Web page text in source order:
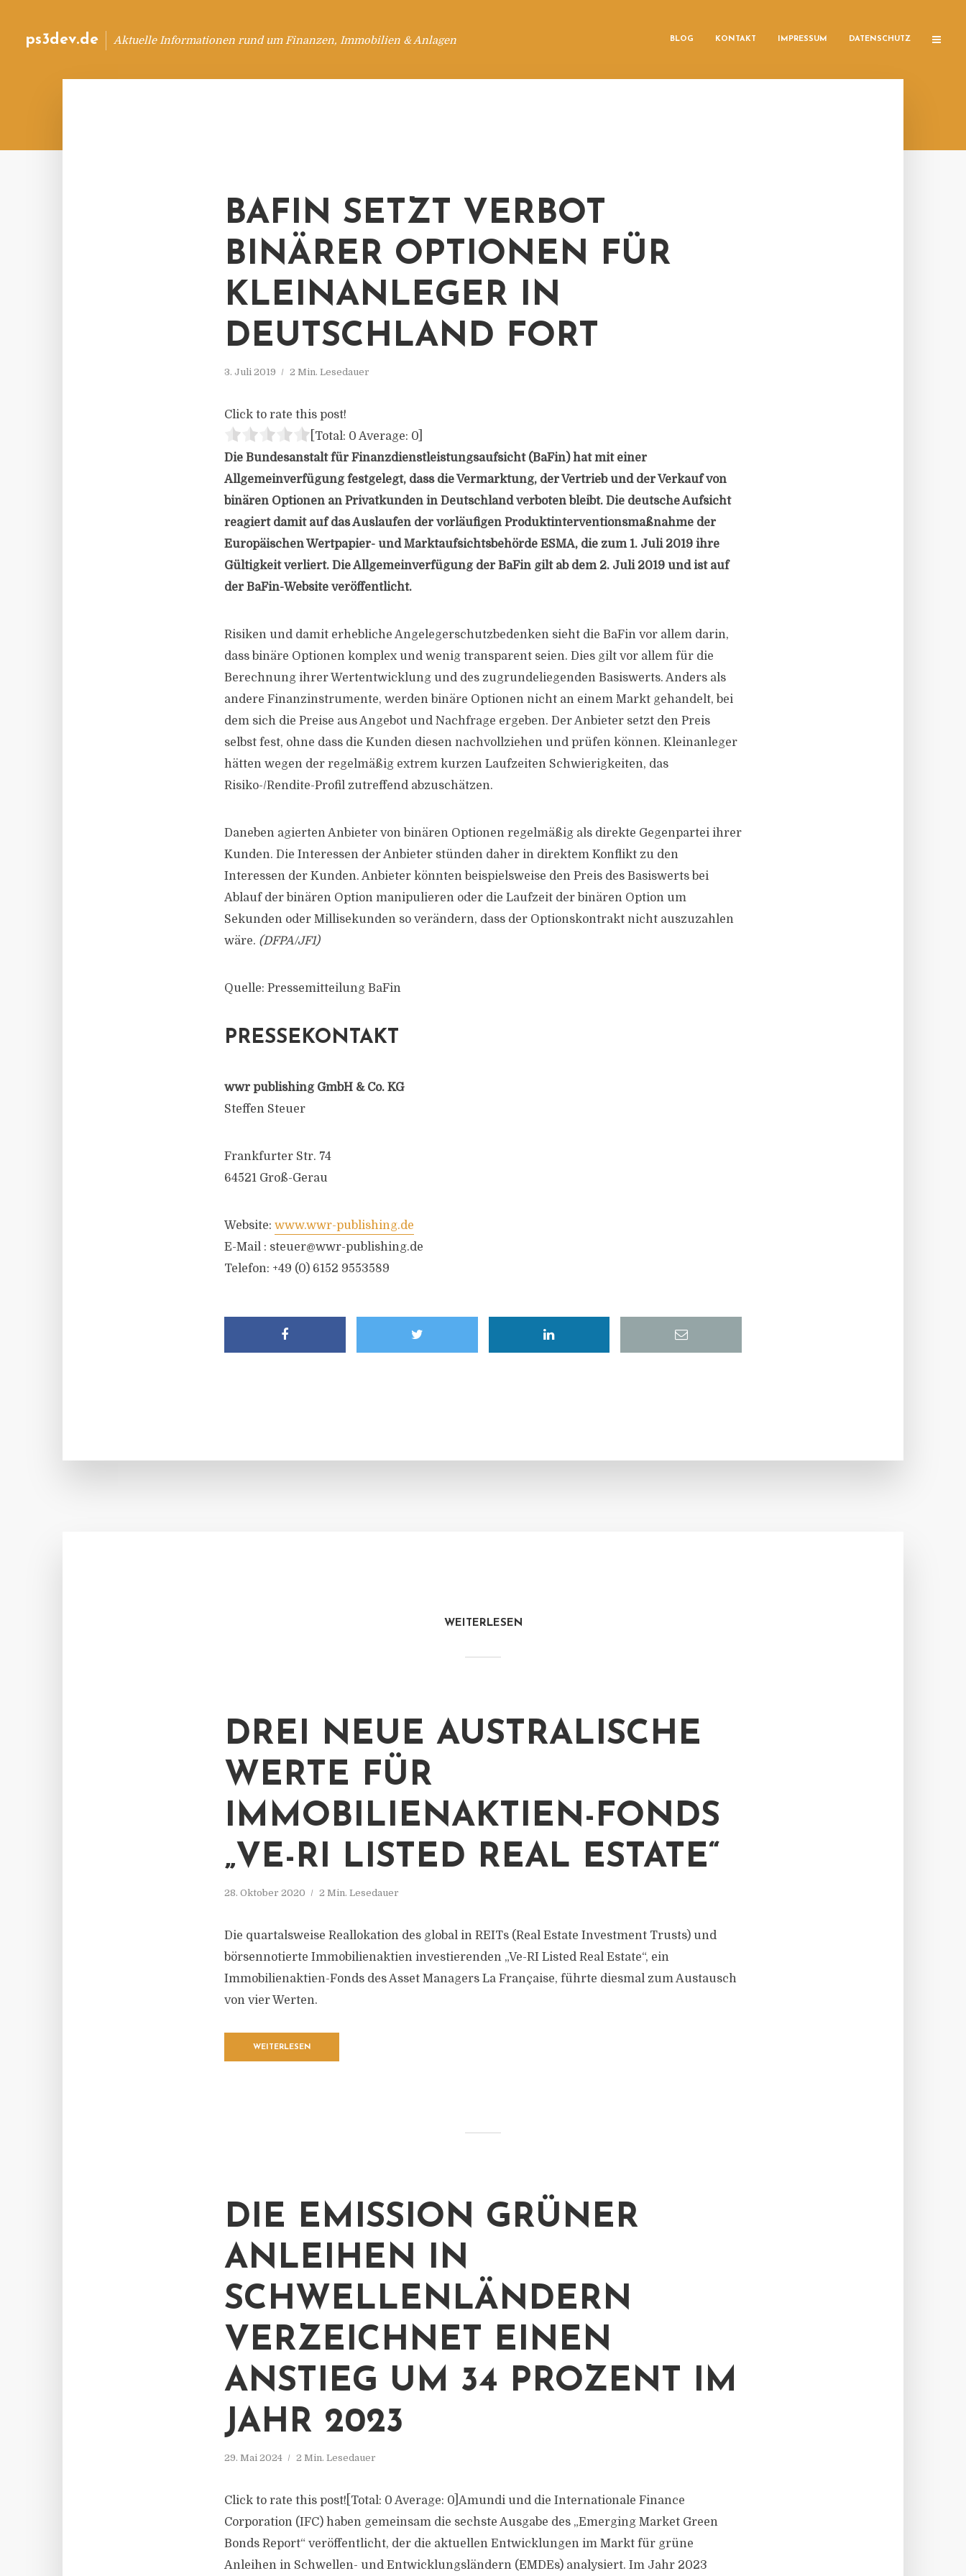
ps3dev.de Aktuelle Informationen rund um Finanzen, Immobilien & Anlagen BLOG KONTAKT IMPRESSUM DATENSCHUTZ
BAFIN SETZT VERBOT
BINÄRER OPTIONEN FÜR
KLEINANLEGER IN
DEUTSCHLAND FORT
3. Juli 2019 2 Min. Lesedauer
Click to rate this post!
[Total: 0 Average: 0
Die Bundesanstalt für Finanzdienstleistungsaufsicht (BaFin) hat mit einer
Allgemeinverfügung festgelegt, dass die Vermarktung, der Vertrieb und der Verkauf von
binären Optionen an Privatkunden in Deutschland verboten bleibt. Die deutsche Aufsicht
reagiert damit auf das Auslaufen der vorläufigen Produktinterventionsmaßnahme der
Europäischen Wertpapier- und Marktaufsichtsbehörde ESMA, die zum 1. Juli 2019 ihre
Gültigkeit verliert. Die Allgemeinverfügung der BaFin gilt ab dem 2. Juli 2019 und ist auf
der BaFin-Website veröffentlicht.
Risiken und damit erhebliche Angelegerschutzbedenken sieht die BaFin vor allem darin,
dass binäre Optionen komplex und wenig transparent seien. Dies gilt vor allem für die
Berechnung ihrer Wertentwicklung und des zugrundeliegenden Basiswerts. Anders als
andere Finanzinstrumente, werden binäre Optionen nicht an einem Markt gehandelt, bei
dem sich die Preise aus Angebot und Nachfrage ergeben. Der Anbieter setzt den Preis
selbst fest, ohne dass die Kunden diesen nachvollziehen und prüfen können. Kleinanleger
hätten wegen der regelmäßig extrem kurzen Laufzeiten Schwierigkeiten, das
Risiko-/Rendite-Profil zutreffend abzuschätzen.
Daneben agierten Anbieter von binären Optionen regelmäßig als direkte Gegenpartei ihrer
Kunden. Die Interessen der Anbieter stünden daher in direktem Konflikt zu den
Interessen der Kunden. Anbieter könnten beispielsweise den Preis des Basiswerts bei
Ablauf der binären Option manipulieren oder die Laufzeit der binären Option um
Sekunden oder Millisekunden so verändern, dass der Optionskontrakt nicht auszuzahlen
wäre. (DFPA/JF1)
Quelle: Pressemitteilung BaFin
PRESSEKONTAKT
wwr publishing GmbH & Co. KG
Steffen Steuer
Frankfurter Str. 74
64521 Groß-Gerau
Website: www.wwr-publishing.de
E-Mail : steuer@wwr-publishing.de
Telefon: +49 (0) 6152 9553589
WEITERLESEN
DREI NEUE AUSTRALISCHE
WERTE FÜR
IMMOBILIENAKTIEN-FONDS
„VE-RI LISTED REAL ESTATE“
28. Oktober 2020 2 Min. Lesedauer
Die quartalsweise Reallokation des global in REITs (Real Estate Investment Trusts) und
börsennotierte Immobilienaktien investierenden „Ve-RI Listed Real Estate“, ein
Immobilienaktien-Fonds des Asset Managers La Française, führte diesmal zum Austausch
von vier Werten.
WEITERLESEN
DIE EMISSION GRÜNER
ANLEIHEN IN
SCHWELLENLÄNDERN
VERZEICHNET EINEN
ANSTIEG UM 34 PROZENT IM
JAHR 2023
29. Mai 2024 2 Min. Lesedauer
Click to rate this post![Total: 0 Average: 0]Amundi und die Internationale Finance
Corporation (IFC) haben gemeinsam die sechste Ausgabe des „Emerging Market Green
Bonds Report“ veröffentlicht, der die aktuellen Entwicklungen im Markt für grüne
Anleihen in Schwellen- und Entwicklungsländern (EMDEs) analysiert. Im Jahr 2023